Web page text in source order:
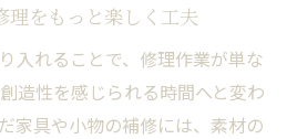
理をもっと楽しく工夫
入れることで、修理作業が単な
造性を感じられる時間へと変わ
家具や小物の補修には、素材の